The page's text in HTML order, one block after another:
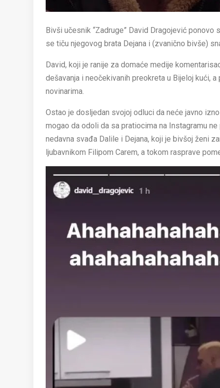
Bivši učesnik “Zadruge” David Dragojević
se tiču njegovog brata Dejana i (zvanično bivše)
David, koji je ranije za domaće medije
dešavanja i neočekivanih preokreta u Bijeloj kući,
novinarima.
Ostao je dosljedan svojoj odluci da neće javno
mogao da odoli da sa pratiocima na Instagramu
nedavna svađa Dalile i Dejana, koji je bivšoj ženi
ljubavnikom Filipom Carem, a tokom rasprave